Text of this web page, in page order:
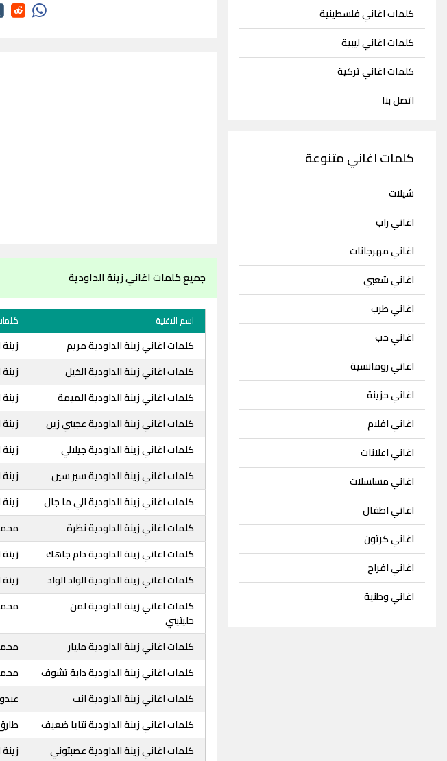
كلمات اغاني فلسطينية
كلمات اغاني ليبية
كلمات اغاني تركية
اتصل بنا
كلمات اغاني متنوعة
شيلات
اغاني راب
اغاني مهرجانات
اغاني شعبي
اغاني طرب
اغاني حب
اغاني رومانسية
اغاني حزينة
اغاني افلام
اغاني اعلانات
اغاني مسلسلات
اغاني اطفال
اغاني كرتون
اغاني افراح
اغاني وطنية
جميع كلمات اغاني زينة الداودية
اسم الاغنية
كلمات اغاني زينة الداودية مريم
كلمات اغاني زينة الداودية الخيل
كلمات اغاني زينة الداودية الميمة
كلمات اغاني زينة الداودية عجبني زين
كلمات اغاني زينة الداودية جيلالي
كلمات اغاني زينة الداودية سير سين
كلمات اغاني زينة الداودية الي ما جال
كلمات اغاني زينة الداودية نظرة
كلمات اغاني زينة الداودية دام جاهك
كلمات اغاني زينة الداودية الواد الواد
كلمات اغاني زينة الداودية لمن
خليتيني
كلمات اغاني زينة الداودية مليار
كلمات اغاني زينة الداودية دابة تشوف
كلمات اغاني زينة الداودية انت
كلمات اغاني زينة الداودية نتايا ضعيف
كلمات اغاني زينة الداودية عصبتوني